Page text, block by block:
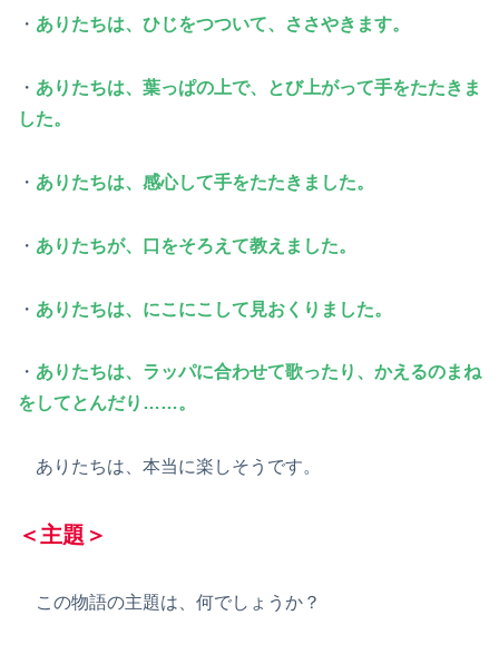
・ ありたちは、ひじをつついて、ささやきます。
・ ありたちは、葉っぱの上で、とび上がって手をたたきま
した。
・ ありたちは、感心して手をたたきました。
・ ありたちが、口をそろえて教えました。
・ ありたちは、にこにこして見おくりました。
・ ありたちは、ラッパに合わせて歌ったり、かえるのまね
をしてとんだり……。
ありたちは、本当に楽しそうです。
＜主題＞
この物語の主題は、何でしょうか？